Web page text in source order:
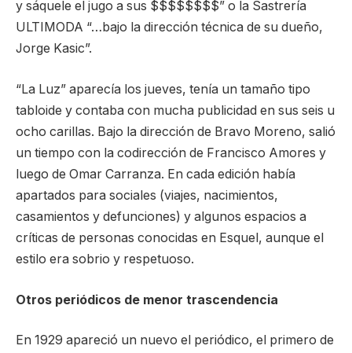
y sáquele el jugo a sus $$$$$$$$” o la Sastrería
ULTIMODA “…bajo la dirección técnica de su dueño,
Jorge Kasic”.
“La Luz” aparecía los jueves, tenía un tamaño tipo
tabloide y contaba con mucha publicidad en sus seis u
ocho carillas. Bajo la dirección de Bravo Moreno, salió
un tiempo con la codirección de Francisco Amores y
luego de Omar Carranza. En cada edición había
apartados para sociales (viajes, nacimientos,
casamientos y defunciones) y algunos espacios a
críticas de personas conocidas en Esquel, aunque el
estilo era sobrio y respetuoso.
Otros periódicos de menor trascendencia
En 1929 apareció un nuevo el periódico, el primero de